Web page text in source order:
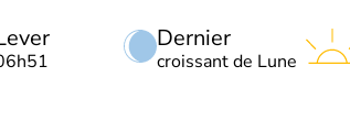
Dernier
croissant de Lune